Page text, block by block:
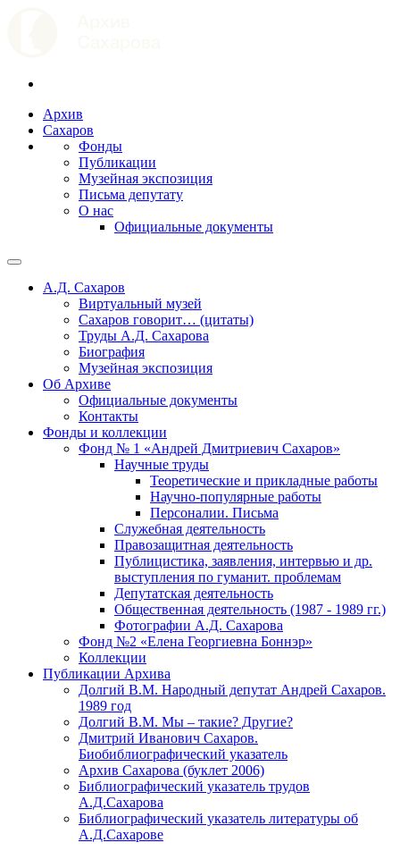
Архив
Сахаров
Фонды
Публикации
Музейная экспозиция
Письма депутату
О нас
Официальные документы
А.Д. Сахаров
Виртуальный музей
Сахаров говорит… (цитаты)
Труды А.Д. Сахарова
Биография
Музейная экспозиция
Об Архиве
Официальные документы
Контакты
Фонды и коллекции
Фонд № 1 «Андрей Дмитриевич Сахаров»
Научные труды
Теоретические и прикладные работы
Научно-популярные работы
Персоналии. Письма
Служебная деятельность
Правозащитная деятельность
Публицистика, заявления, интервью и др.
выступления по гуманит. проблемам
Депутатская деятельность
Общественная деятельность (1987 - 1989 гг.)
Фотографии А.Д. Сахарова
Фонд №2 «Елена Георгиевна Боннэр»
Коллекции
Публикации Архива
Долгий В.М. Народный депутат Андрей Сахаров.
1989 год
Долгий В.М. Мы – такие? Другие?
Дмитрий Иванович Сахаров.
Биобиблиографический указатель
Архив Сахарова (буклет 2006)
Библиографический указатель трудов
А.Д.Сахарова
Библиографический указатель литературы об
А.Д.Сахарове